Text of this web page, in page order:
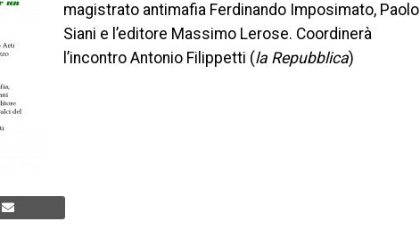
magistrato antimafia Ferdinando Imposimato, Paolo
Siani e l’editore Massimo Lerose. Coordinerà
l’incontro Antonio Filippetti (la Repubblica)